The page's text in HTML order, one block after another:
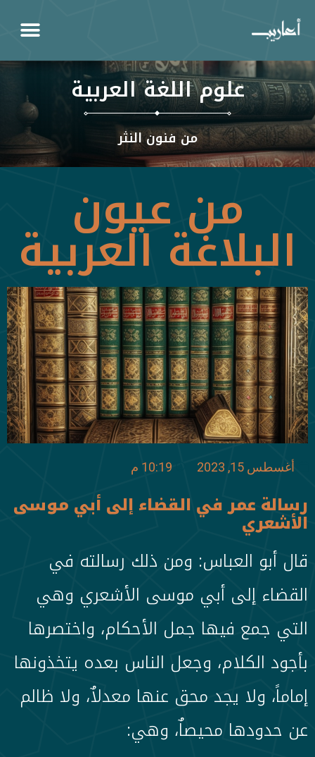
علوم اللغة العربية
من فنون النثر
من عيون
البلاغة العربية
أغسطس 15, 2023 10:19 م
رسالة عمر في القضاء إلى أبي موسى
الأشعري
قال أبو العباس: ومن ذلك رسالته في
القضاء إلى أبي موسى الأشعري وهي
التي جمع فيها جمل الأحكام، واختصرها
بأجود الكلام، وجعل الناس بعده يتخذونها
إماماً، ولا يجد محق عنها معدلاٌ، ولا ظالم
عن حدودها محيصاٌ، وهي: